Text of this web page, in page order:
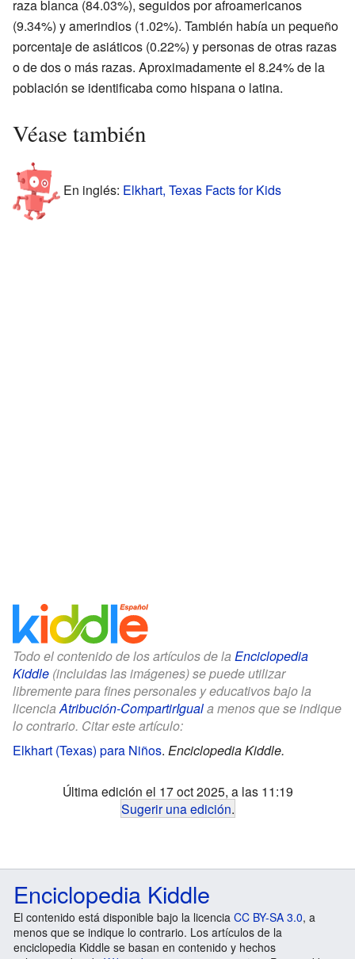
raza blanca (84.03%), seguidos por afroamericanos
(9.34%) y amerindios (1.02%). También había un pequeño
porcentaje de asiáticos (0.22%) y personas de otras razas
o de dos o más razas. Aproximadamente el 8.24% de la
población se identificaba como hispana o latina.
Véase también
En inglés: Elkhart, Texas Facts for Kids
Todo el contenido de los artículos de la Enciclopedia
Kiddle (incluidas las imágenes) se puede utilizar
libremente para fines personales y educativos bajo la
licenciaAtribución-CompartirIguala menos que se indique
lo contrario. Citar este artículo:
Elkhart (Texas) para Niños. Enciclopedia Kiddle.
Última edición el 17 oct 2025, a las 11:19
Sugerir una edición.
Enciclopedia Kiddle
El contenido está disponible bajo la licencia CC BY-SA 3.0, a
menos que se indique lo contrario. Los artículos de la
enciclopedia Kiddle se basan en contenido y hechos